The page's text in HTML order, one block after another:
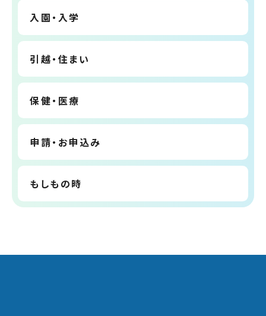
入園・入学
引越・住まい
保健・医療
申請・お申込み
もしもの時